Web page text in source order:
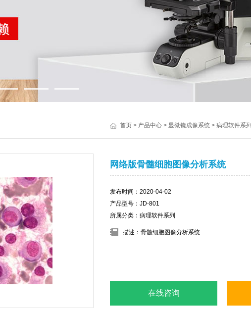
首页> 产品中心> 显微镜成像系统> 病理软件系列
网络版骨髓细胞图像分析系统
发布时间：2020-04-02
产品型号：JD-801
所属分类：病理软件系列
描述：骨髓细胞图像分析系统
在线咨询